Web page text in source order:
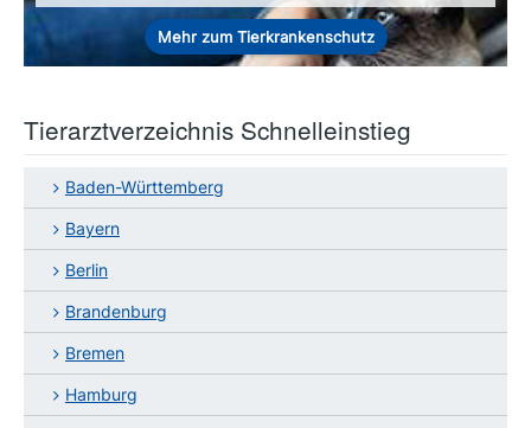
Mehr zum Tierkrankenschutz
Tierarztverzeichnis Schnelleinstieg
Baden-Württemberg
Bayern
Berlin
Brandenburg
Bremen
Hamburg